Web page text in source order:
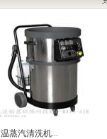
蒸汽清洗机...